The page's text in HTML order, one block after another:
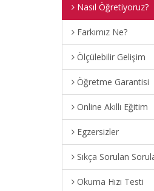
Nasıl Öğretiyoruz?
Farkımız Ne?
Ölçülebilir Gelişim
Öğretme Garantisi
Online Akıllı Eğitim
Egzersizler
Sıkça Sorulan
Okuma Hızı Testi